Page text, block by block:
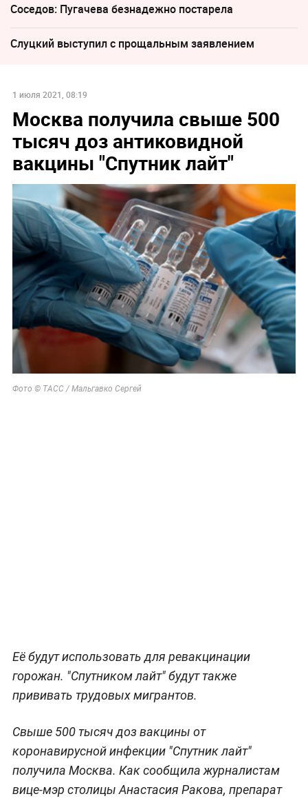
Соседов: Пугачева безнадежно постарела
Слуцкий выступил с прощальным заявлением
1 июля 2021, 08:19
Москва получила свыше 500
тысяч доз антиковидной
вакцины "Спутник лайт"
Фото © ТАСС / Мальгавко Сергей
Её будут использовать для ревакцинации
горожан. "Спутником лайт" будут также
прививать трудовых мигрантов.
Свыше 500 тысяч доз вакцины от
коронавирусной инфекции "Спутник лайт"
получила Москва. Как сообщила журналистам
вице-мэр столицы Анастасия Ракова, препарат